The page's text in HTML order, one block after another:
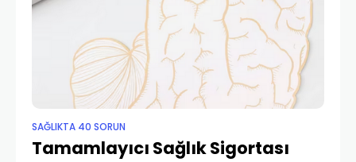
SAĞLIKTA 40 SORUN
Tamamlayıcı Sağlık Sigortası